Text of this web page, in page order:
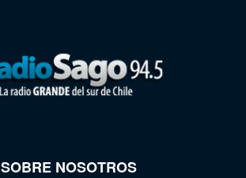
SOBRE NOSOTROS